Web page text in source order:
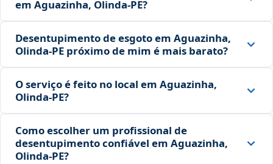
em Aguazinha, Olinda‑PE?
Desentupimento de esgoto em Aguazinha,
Olinda‑PE próximo de mim é mais barato?
O serviço é feito no local em Aguazinha,
Olinda‑PE?
Como escolher um profissional de
desentupimento confiável em Aguazinha,
Olinda‑PE?